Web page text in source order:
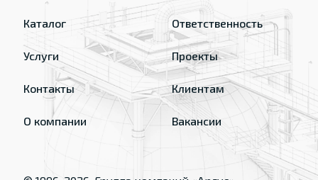
Каталог
Услуги
Контакты
О компании
Ответственность
Проекты
Клиентам
Вакансии